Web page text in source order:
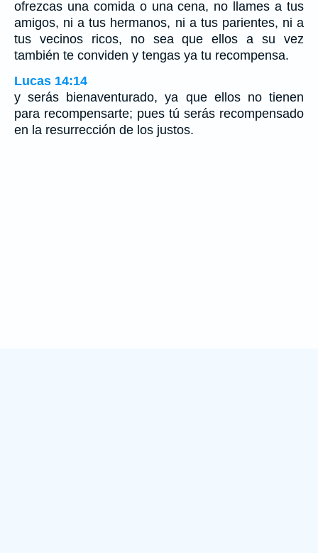
ofrezcas una comida o una cena, no llames a tus
amigos, ni a tus hermanos, ni a tus parientes, ni a
tus vecinos ricos, no sea que ellos a su vez
también te conviden y tengas ya tu recompensa.
Lucas 14:14
y serás bienaventurado, ya que ellos no tienen
para recompensarte; pues tú serás recompensado
en la resurrección de los justos.